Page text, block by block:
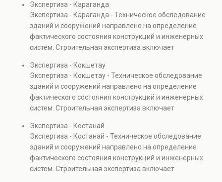
элементов и оценку эксплуатационной безопасности.
Услуга востребована при покупке недвижимости,
капитальном ремонте и реконструкции объектов, а
также при судебных разбирательствах и технических
проверках.
Экспертиза - Караганда
Экспертиза - Караганда - Техническое обследование
зданий и сооружений направлено на определение
фактического состояния конструкций и инженерных
систем. Строительная экспертиза включает
элементов и оценку эксплуатационной безопасности.
Услуга востребована при покупке недвижимости,
капитальном ремонте и реконструкции объектов, а
также при судебных разбирательствах и технических
проверках.
Экспертиза - Кокшетау
Экспертиза - Кокшетау - Техническое обследование
зданий и сооружений направлено на определение
фактического состояния конструкций и инженерных
систем. Строительная экспертиза включает
элементов и оценку эксплуатационной безопасности.
Услуга востребована при покупке недвижимости,
капитальном ремонте и реконструкции объектов, а
также при судебных разбирательствах и технических
проверках.
Экспертиза - Костанай
Экспертиза - Костанай - Техническое обследование
зданий и сооружений направлено на определение
фактического состояния конструкций и инженерных
систем. Строительная экспертиза включает